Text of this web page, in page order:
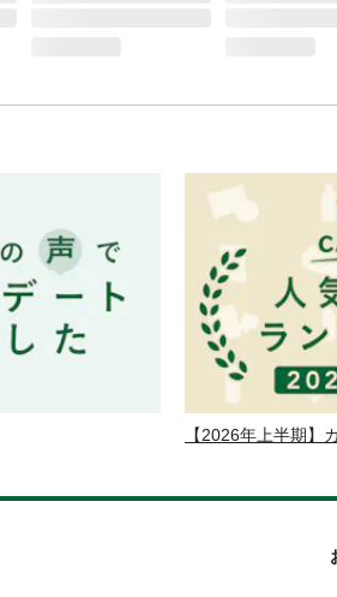
【2026年上半期】